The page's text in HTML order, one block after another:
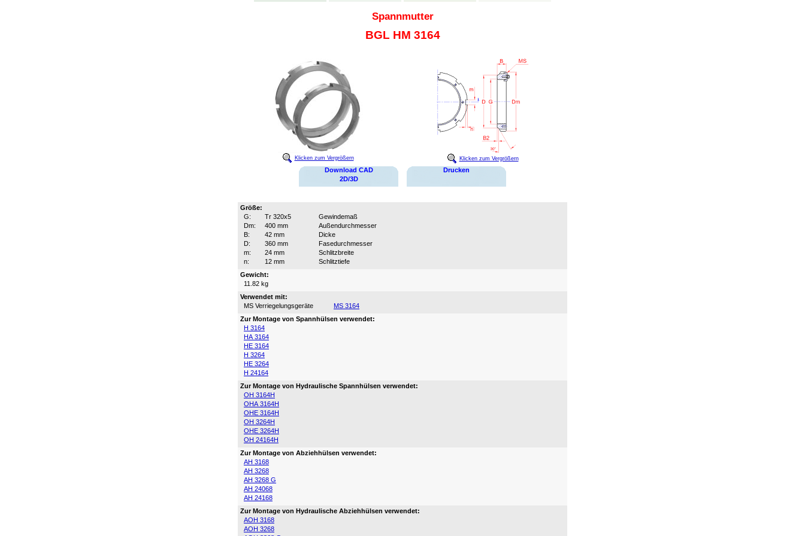
Spannmutter
BGL HM 3164
Klicken zum Vergrößern Klicken zum Vergrößern
Download CAD
2D/3D
Drucken
Größe:
G:
Tr 320x5
Gewindemaß
Dm:
400 mm
Außendurchmesser
B:
42 mm
Dicke
D:
360 mm
Fasedurchmesser
m:
24 mm
Schlitzbreite
n:
12 mm
Schlitztiefe
Gewicht:
11.82 kg
Verwendet mit:
MS Verriegelungsgeräte
MS 3164
Zur Montage von Spannhülsen verwendet:
H 3164
HA 3164
HE 3164
H 3264
HE 3264
H 24164
Zur Montage von Hydraulische Spannhülsen verwendet:
OH 3164H
OHA 3164H
OHE 3164H
OH 3264H
OHE 3264H
OH 24164H
Zur Montage von Abziehhülsen verwendet:
AH 3168
AH 3268
AH 3268 G
AH 24068
AH 24168
Zur Montage von Hydraulische Abziehhülsen verwendet:
AOH 3168
AOH 3268